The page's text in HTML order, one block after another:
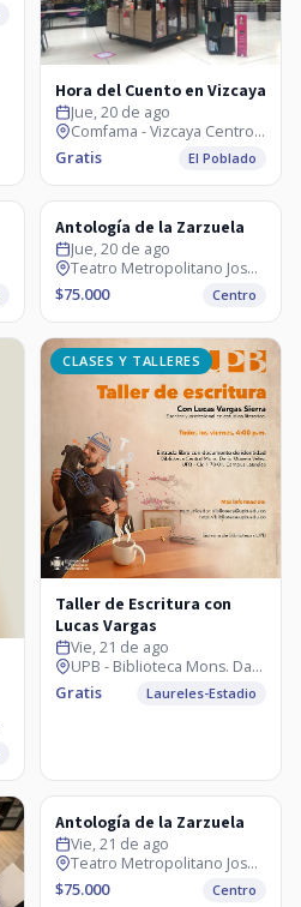
Hora del Cuento en Vizcaya
Jue, 20 de ago
Comfama - Vizcaya Centro Comercial
Gratis El Poblado
MÚSICA
Antología de la Zarzuela
Jue, 20 de ago
Teatro Metropolitano José Gutiérrez Gómez
$75.000 Centro
CLASES Y TALLERES
Taller de Escritura con
Lucas Vargas
Vie, 21 de ago
UPB - Biblioteca Mons. Darío Múnera
Gratis Laureles-Estadio
MÚSICA
Antología de la Zarzuela
Vie, 21 de ago
Teatro Metropolitano José Gutiérrez Gómez
$75.000 Centro